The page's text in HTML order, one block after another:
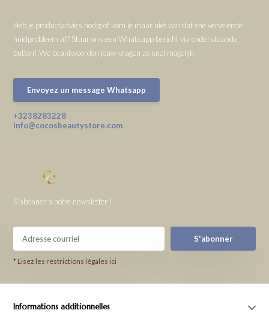
Heb je productadvies nodig of kom je maar niet van dat ene vervelende
huidprobleem af? Stuur ons een Whatsapp bericht via onderstaande
button! We beantwoorden jouw vragen zo snel mogelijk.
Envoyez un message Whatsapp
+3238283228
info@cocosbeautystore.com
S'abonner à notre newsletter !
S'abonner
* Lisez les restrictions légales ici
Informations additionnelles